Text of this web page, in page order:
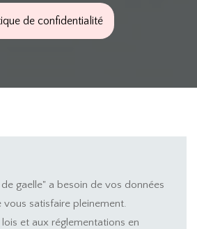
de confidentialité
gaelle" a besoin de vos données
vous satisfaire pleinement.
et aux réglementations en